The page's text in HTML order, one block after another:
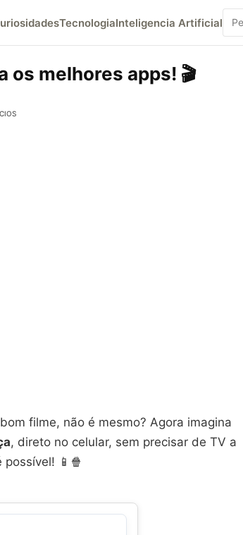
TecnologiaInteligencia Artificial
os melhores apps! 🎬
filme, não é mesmo? Agora imagina
, direto no celular, sem precisar de TV a
📱🍿